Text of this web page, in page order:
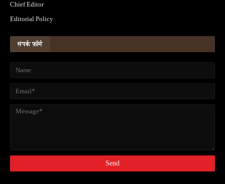
Chief Editor
Editorial Policy
संपर्क फ़ॉर्म